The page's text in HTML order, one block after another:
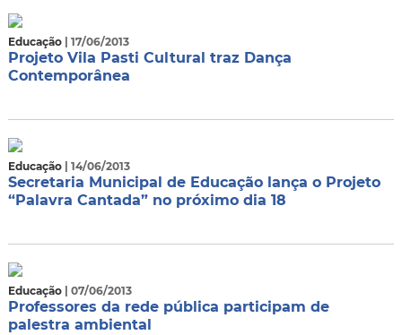
Educação | 17/06/2013
Projeto Vila Pasti Cultural traz Dança
Contemporânea
Educação | 14/06/2013
Secretaria Municipal de Educação lança o Projeto
“Palavra Cantada” no próximo dia 18
Educação | 07/06/2013
Professores da rede pública participam de
palestra ambiental